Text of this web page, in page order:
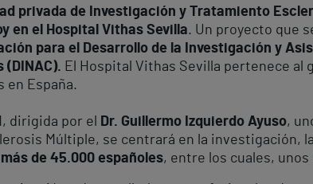
privada de Investigación y Tratamiento
en el Hospital Vithas Sevilla. Un proyecto que
para el Desarrollo de la Investigación y
(DINAC). El Hospital Vithas Sevilla pertenece al
en España.
dirigida por el Dr. Guillermo Izquierdo Ayuso,
Múltiple, se centrará en la investigación,
más de 45.000 españoles, entre los cuales, unos